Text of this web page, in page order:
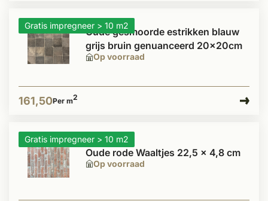
Gratis impregneer > 10 m2
Op voorraad
Oude gesmoorde estrikken blauw
grijs bruin genuanceerd 20x20cm
161,50Per m2
Gratis impregneer > 10 m2
Op voorraad
Oude rode Waaltjes 22,5 x 4,8 cm